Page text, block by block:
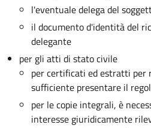
l'eventuale delega del
il documento d'identità del
delegante
per gli atti di stato civile
per certificati ed estratti per
sufficiente presentare il
per le copie integrali, è
interesse giuridicamente